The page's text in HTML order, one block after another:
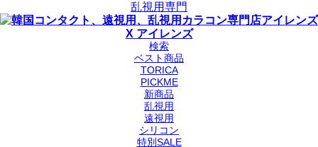
乱視用専門
検索
ベスト商品
TORICA
PICKME
新商品
乱視用
遠視用
シリコン
特別SALE